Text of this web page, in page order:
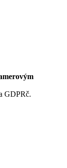
GDPRč.